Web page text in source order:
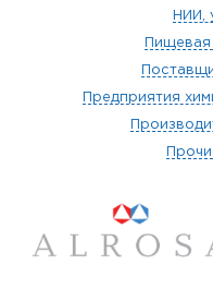
НИИ,
Предприятия